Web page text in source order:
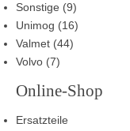
Sonstige (9)
Unimog (16)
Valmet (44)
Volvo (7)
Online-Shop
Ersatzteile